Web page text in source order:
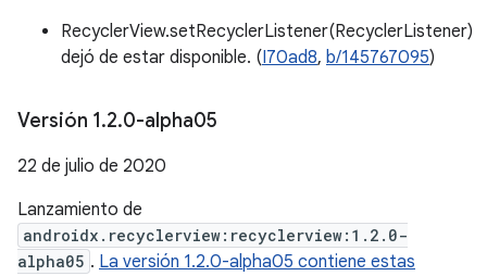
RecyclerView.setRecyclerListener(RecyclerListener)
dejó de estar disponible. (I70ad8, b/145767095)
Versión 1.2.0-alpha05
22 de julio de 2020
Lanzamiento de
androidx.recyclerview:recyclerview:1.2.0-
alpha05 . La versión 1.2.0-alpha05 contiene estas